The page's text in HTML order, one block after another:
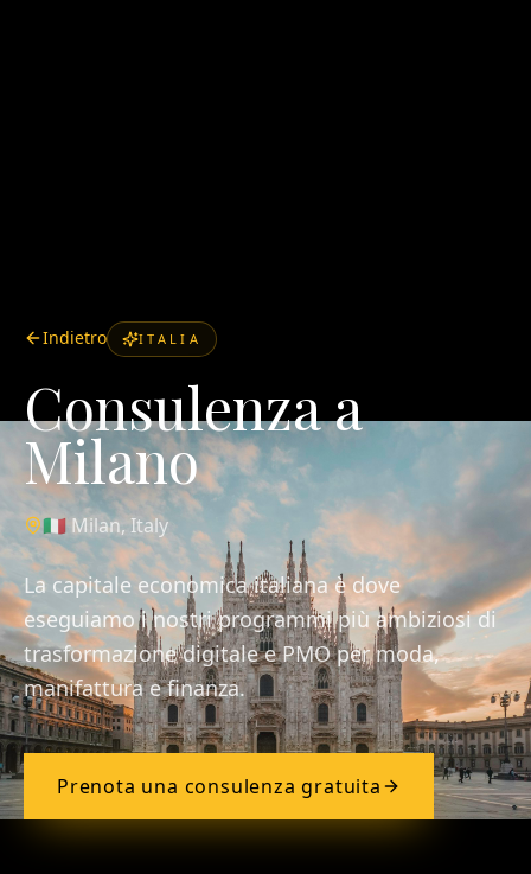
Indietro ITALIA
Consulenza a
Milano
🇮🇹Milan,Italy
La capitale economica italiana è dove
eseguiamo i nostri programmi più ambiziosi di
trasformazione digitale e PMO per moda,
manifattura e finanza.
Prenota una consulenza gratuita